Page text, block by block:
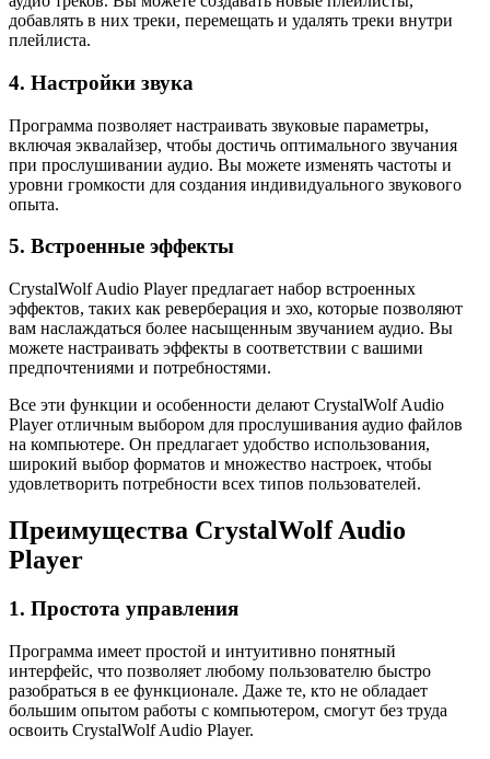
добавлять в них треки, перемещать и удалять треки внутри
плейлиста.
4. Настройки звука
Программа позволяет настраивать звуковые параметры,
включая эквалайзер, чтобы достичь оптимального звучания
при прослушивании аудио. Вы можете изменять частоты и
уровни громкости для создания индивидуального звукового
опыта.
5. Встроенные эффекты
CrystalWolf Audio Player предлагает набор встроенных
эффектов, таких как реверберация и эхо, которые позволяют
вам наслаждаться более насыщенным звучанием аудио. Вы
можете настраивать эффекты в соответствии с вашими
предпочтениями и потребностями.
Все эти функции и особенности делают CrystalWolf Audio
Player отличным выбором для прослушивания аудио файлов
на компьютере. Он предлагает удобство использования,
широкий выбор форматов и множество настроек, чтобы
удовлетворить потребности всех типов пользователей.
Преимущества CrystalWolf Audio
Player
1. Простота управления
Программа имеет простой и интуитивно понятный
интерфейс, что позволяет любому пользователю быстро
разобраться в ее функционале. Даже те, кто не обладает
большим опытом работы с компьютером, смогут без труда
освоить CrystalWolf Audio Player.